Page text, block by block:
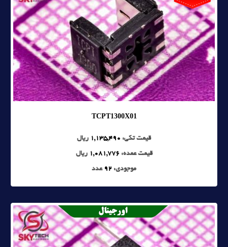
TCPT1300X01
قیمت تکی: 1,135,490 ریال
قیمت عمده:1,081,776 ریال
موجودی: 92 عدد